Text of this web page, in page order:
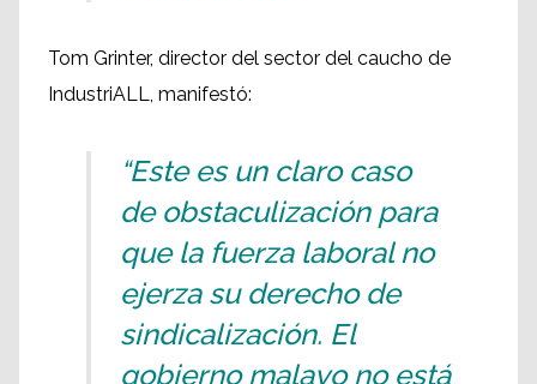
Tom Grinter, director del sector del caucho de
IndustriALL, manifestó:
“Este es un claro caso
de obstaculización para
que la fuerza laboral no
ejerza su derecho de
sindicalización. El
gobierno malayo no está